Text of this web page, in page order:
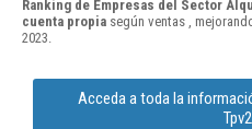
Ranking de Empresas del Sector
cuenta propia según ventas ,
2023.
Acceda a toda la